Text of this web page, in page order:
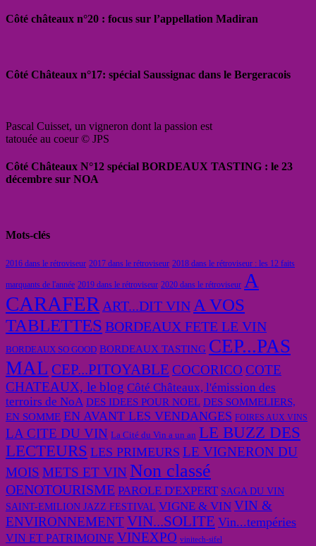
Côté châteaux n°20 : focus sur l’appellation Madiran
Côté Châteaux n°17: spécial Saussignac dans le Bergeracois
Pascal Cuisset, un vigneron dont la passion est
tatouée au coeur © JPS
Côté Châteaux N°12 spécial BORDEAUX TASTING : le 23
décembre sur NOA
Mots-clés
2016 dans le rétroviseur 2017 dans le rétroviseur 2018 dans le rétroviseur : les 12 faits
marquants de l'année 2019 dans le rétroviseur 2020 dans le rétroviseur A
CARAFER ART...DIT VIN A VOS
TABLETTES BORDEAUX FETE LE VIN
BORDEAUX SO GOOD BORDEAUX TASTING CEP...PAS
MAL CEP...PITOYABLE COCORICO COTE
CHATEAUX, le blog Côté Châteaux, l'émission des
terroirs de NoA DES IDEES POUR NOEL DES SOMMELIERS,
EN SOMME EN AVANT LES VENDANGES FOIRES AUX VINS
LA CITE DU VIN La Cité du Vin a un an LE BUZZ DES
LECTEURS LES PRIMEURS LE VIGNERON DU
MOIS METS ET VIN Non classé
OENOTOURISME PAROLE D'EXPERT SAGA DU VIN
SAINT-EMILION JAZZ FESTIVAL VIGNE & VIN VIN &
ENVIRONNEMENTVIN...SOLITE Vin...tempéries
VIN ET PATRIMOINE VINEXPO vinitech-sifel